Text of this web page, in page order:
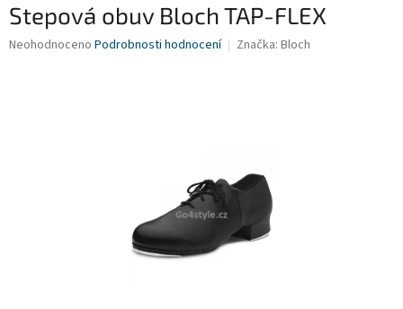
Stepová obuv Bloch TAP-FLEX
Průměrné
Neohodnoceno Podrobnosti hodnocení Značka: Bloch